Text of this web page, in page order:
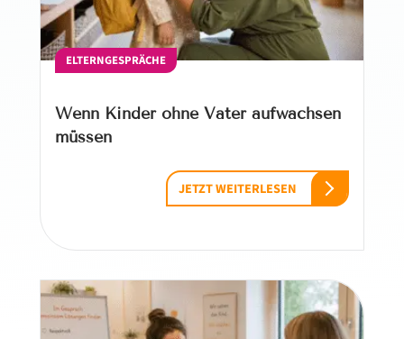
ELTERNGESPRÄCHE
Wenn Kinder ohne Vater aufwachsen
müssen
JETZT WEITERLESEN